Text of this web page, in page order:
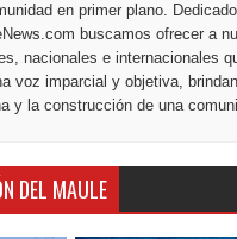
en primer plano.
buscamos ofrecer a
nacionales e internacionales
voz imparcial y objetiva,
y la construcción de una
DEL MAULE